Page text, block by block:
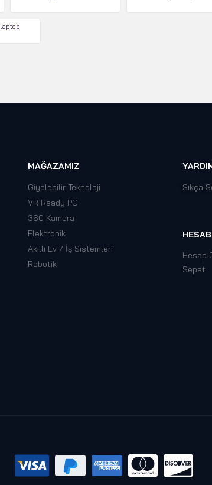
laptop
MAĞAZAMIZ
Giyelebilir Teknoloji
VR Ready PC
360 Kamera
Elektronik
Akıllı Ev / İş Sistemleri
Robotik
Sıkça
Hesap
Sepet